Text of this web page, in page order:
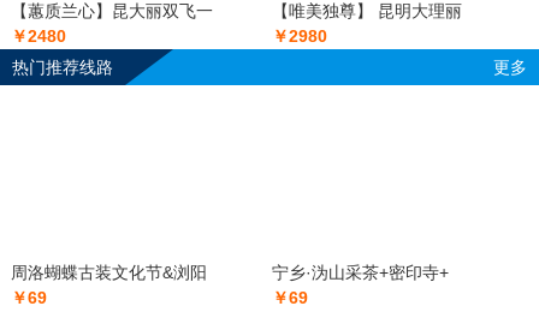
【蕙质兰心】昆大丽双飞一
￥2480
【唯美独尊】 昆明大理丽
￥2980
热门推荐线路
更多
周洛蝴蝶古装文化节&浏阳
￥69
宁乡·沩山采茶+密印寺+
￥69